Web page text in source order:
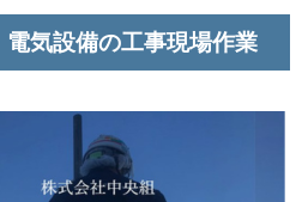
気設備の工事現場作業